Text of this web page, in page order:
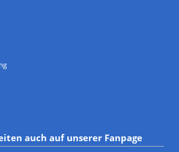
auch auf unserer Fanpage